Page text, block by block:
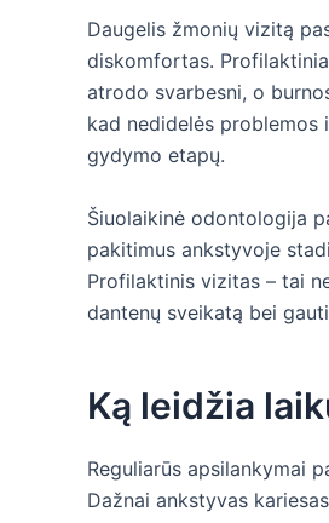
Daugelis žmonių vizitą
diskomfortas.
atrodo svarbesni, o
kad nedidelės problemos
gydymo etapų.
Šiuolaikinė odontologija
pakitimus ankstyvoje
Profilaktinis vizitas – tai
dantenų sveikatą bei
Ką leidžia
Reguliarūs apsilankymai
Dažnai ankstyvas